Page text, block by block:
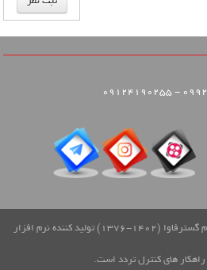
کلیه حقوق سایت متعلق به شرکت پیام گسترفاوا (1402-1376) تولید کننده نرم افزار
های کنترل تردد است.